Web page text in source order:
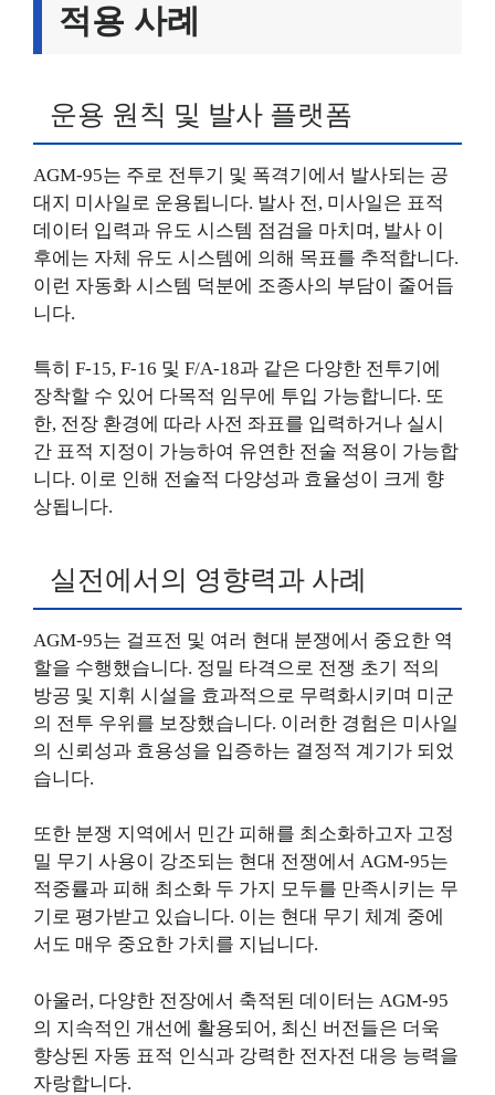
적용 사례
운용 원칙 및 발사 플랫폼
AGM-95는 주로 전투기 및 폭격기에서 발사되는 공
대지 미사일로 운용됩니다. 발사 전, 미사일은 표적
데이터 입력과 유도 시스템 점검을 마치며, 발사 이
후에는 자체 유도 시스템에 의해 목표를 추적합니다.
이런 자동화 시스템 덕분에 조종사의 부담이 줄어듭
니다.
특히 F-15, F-16 및 F/A-18과 같은 다양한 전투기에
장착할 수 있어 다목적 임무에 투입 가능합니다. 또
한, 전장 환경에 따라 사전 좌표를 입력하거나 실시
간 표적 지정이 가능하여 유연한 전술 적용이 가능합
니다. 이로 인해 전술적 다양성과 효율성이 크게 향
상됩니다.
실전에서의 영향력과 사례
AGM-95는 걸프전 및 여러 현대 분쟁에서 중요한 역
할을 수행했습니다. 정밀 타격으로 전쟁 초기 적의
방공 및 지휘 시설을 효과적으로 무력화시키며 미군
의 전투 우위를 보장했습니다. 이러한 경험은 미사일
의 신뢰성과 효용성을 입증하는 결정적 계기가 되었
습니다.
또한 분쟁 지역에서 민간 피해를 최소화하고자 고정
밀 무기 사용이 강조되는 현대 전쟁에서 AGM-95는
적중률과 피해 최소화 두 가지 모두를 만족시키는 무
기로 평가받고 있습니다. 이는 현대 무기 체계 중에
서도 매우 중요한 가치를 지닙니다.
아울러, 다양한 전장에서 축적된 데이터는 AGM-95
의 지속적인 개선에 활용되어, 최신 버전들은 더욱
향상된 자동 표적 인식과 강력한 전자전 대응 능력을
자랑합니다.